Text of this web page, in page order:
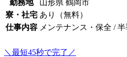
勤務地
山形県 鶴岡市
寮・社宅 あり（無料）
仕事内容 メンテナンス・保全 /
＼最短45秒で完了／